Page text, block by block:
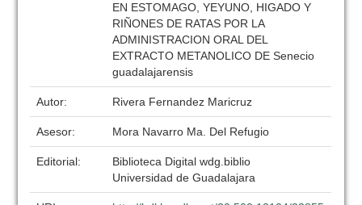
EN ESTOMAGO, YEYUNO, HIGADO Y
RIÑONES DE RATAS POR LA
ADMINISTRACION ORAL DEL
EXTRACTO METANOLICO DE Senecio
guadalajarensis
Autor: Rivera Fernandez Maricruz
Asesor: Mora Navarro Ma. Del Refugio
Editorial:
Biblioteca Digital wdg.biblio
Universidad de Guadalajara